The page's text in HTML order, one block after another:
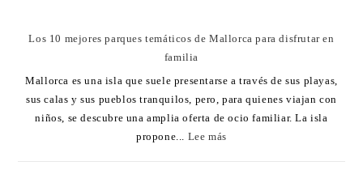
Los 10 mejores parques temáticos de Mallorca para disfrutar en
familia
Mallorca es una isla que suele presentarse a través de sus playas,
sus calas y sus pueblos tranquilos, pero, para quienes viajan con
niños, se descubre una amplia oferta de ocio familiar. La isla
propone... Lee más